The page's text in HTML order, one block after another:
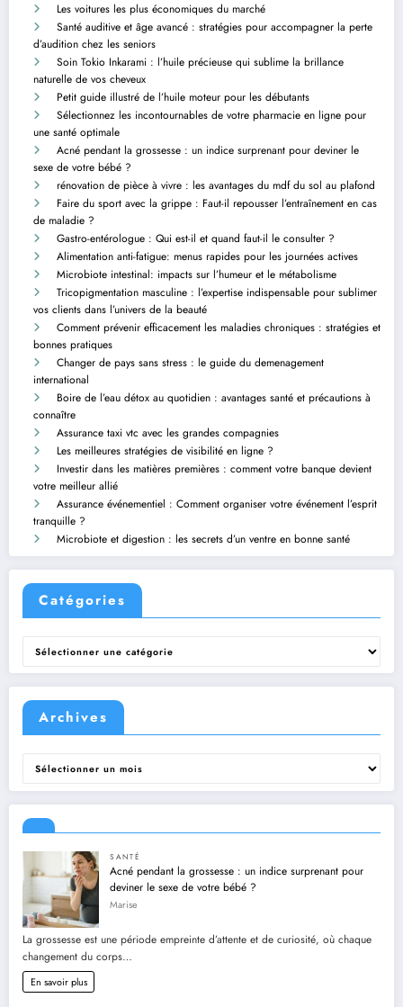
Les voitures les plus économiques du marché
Santé auditive et âge avancé : stratégies pour accompagner la perte
d’audition chez les seniors
Soin Tokio Inkarami : l’huile précieuse qui sublime la brillance
naturelle de vos cheveux
Petit guide illustré de l’huile moteur pour les débutants
Sélectionnez les incontournables de votre pharmacie en ligne pour
une santé optimale
Acné pendant la grossesse : un indice surprenant pour deviner le
sexe de votre bébé ?
rénovation de pièce à vivre : les avantages du mdf du sol au plafond
Faire du sport avec la grippe : Faut-il repousser l’entraînement en cas
de maladie ?
Gastro-entérologue : Qui est-il et quand faut-il le consulter ?
Alimentation anti-fatigue: menus rapides pour les journées actives
Microbiote intestinal: impacts sur l’humeur et le métabolisme
Tricopigmentation masculine : l’expertise indispensable pour sublimer
vos clients dans l’univers de la beauté
Comment prévenir efficacement les maladies chroniques : stratégies et
bonnes pratiques
Changer de pays sans stress : le guide du demenagement
international
Boire de l’eau détox au quotidien : avantages santé et précautions à
connaître
Assurance taxi vtc avec les grandes compagnies
Les meilleures stratégies de visibilité en ligne ?
Investir dans les matières premières : comment votre banque devient
votre meilleur allié
Assurance événementiel : Comment organiser votre événement l’esprit
tranquille ?
Microbiote et digestion : les secrets d’un ventre en bonne santé
Catégories
Catégories
Archives
Archives
SANTÉ
Acné pendant la grossesse : un indice surprenant pour
deviner le sexe de votre bébé ?
Marise
La grossesse est une période empreinte d’attente et de curiosité, où chaque
changement du corps…
En savoir plus